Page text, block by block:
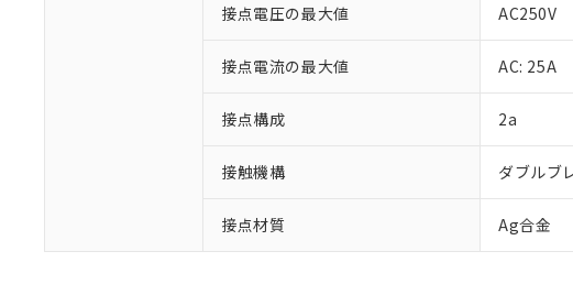
接点電圧の最大値 AC250V
接点電流の最大値 AC: 25A
接点構成 2a
接触機構 ダブルブ
接点材質 Ag合金
ご利用条件
対応済み：EU RoHS指令
対応予定：EU RoHS指令（
対応予定なし：EU RoHS指
仕入先様の事情により、非
があります。
※1 中国RoHS○×表